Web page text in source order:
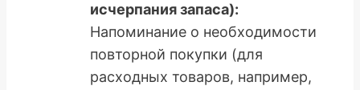
исчерпания запаса):
Напоминание о необходимости
повторной покупки (для
расходных товаров, например,